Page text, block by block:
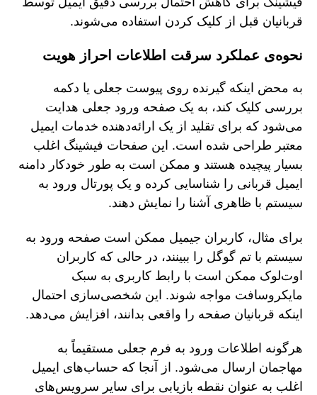
قربانیان قبل از کلیک کردن استفاده می‌شوند.
نحوه‌ی عملکرد سرقت اطلاعات احراز هویت
به محض اینکه گیرنده روی پیوست جعلی یا دکمه
بررسی کلیک کند، به یک صفحه ورود جعلی هدایت
می‌شود که برای تقلید از یک ارائه‌دهنده خدمات ایمیل
معتبر طراحی شده است. این صفحات فیشینگ اغلب
بسیار پیچیده هستند و ممکن است به طور خودکار دامنه
ایمیل قربانی را شناسایی کرده و یک پورتال ورود به
سیستم با ظاهری آشنا را نمایش دهند.
برای مثال، کاربران جیمیل ممکن است صفحه ورود به
سیستم با تم گوگل را ببینند، در حالی که کاربران
اوت‌لوک ممکن است با رابط کاربری به سبک
مایکروسافت مواجه شوند. این شخصی‌سازی احتمال
اینکه قربانیان صفحه را واقعی بدانند، افزایش می‌دهد.
هرگونه اطلاعات ورود به فرم جعلی مستقیماً به
مهاجمان ارسال می‌شود. از آنجا که حساب‌های ایمیل
اغلب به عنوان نقطه بازیابی برای سایر سرویس‌های